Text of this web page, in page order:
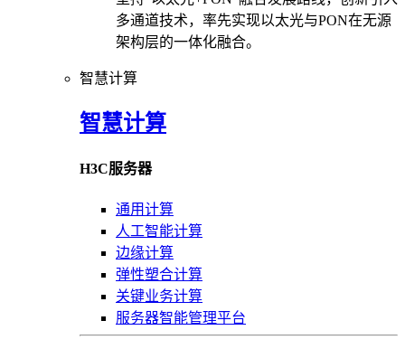
多通道技术，率先实现以太光与PON在无源
架构层的一体化融合。
智慧计算
智慧计算
H3C服务器
通用计算
人工智能计算
边缘计算
弹性塑合计算
关键业务计算
服务器智能管理平台